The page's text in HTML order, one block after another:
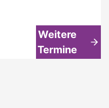
Weitere
Termine